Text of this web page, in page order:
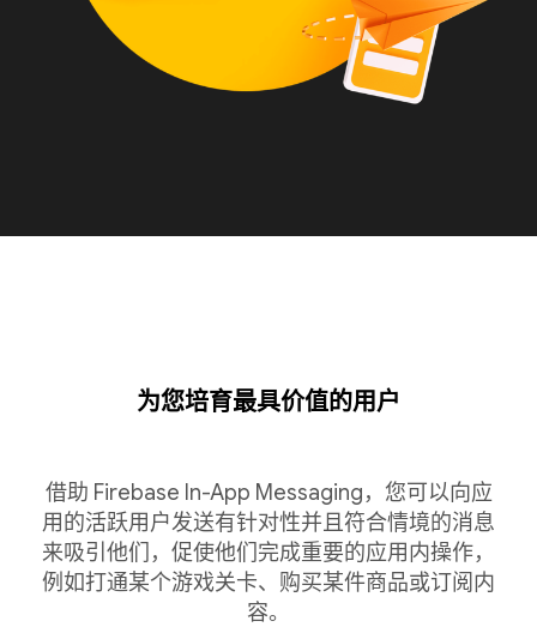
为您培育最具价值的用户
借助 Firebase In-App Messaging，您可以向应
用的活跃用户发送有针对性并且符合情境的消息
来吸引他们，促使他们完成重要的应用内操作，
例如打通某个游戏关卡、购买某件商品或订阅内
容。